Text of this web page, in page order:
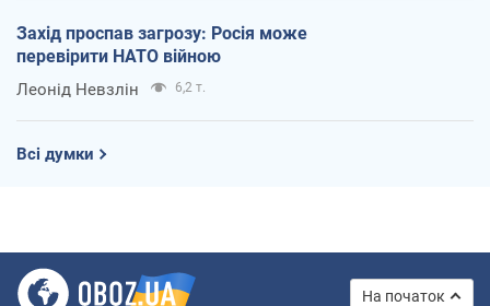
Захід проспав загрозу: Росія може
перевірити НАТО війною
Леонід Невзлін 6,2 т.
Всі думки
На початок